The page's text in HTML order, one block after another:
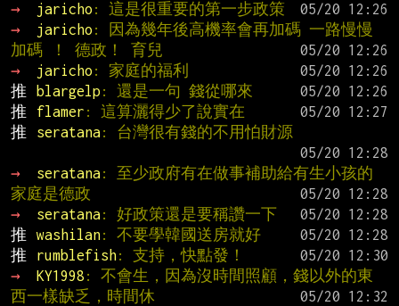
→
jaricho : 這是很重要的第一步政策
→
jaricho : 因為幾年後高機率會再加碼 一路慢慢
加碼 ！ 德政！ 育兒
→
jaricho : 家庭的福利
推
blargelp : 還是一句 錢從哪來
推
flamer : 這算灑得少了說實在
推
seratana: 台灣很有錢的不用怕財源
→
seratana: 至少政府有在做事補助給有生小孩的
家庭是德政
→
seratana: 好政策還是要稱讚一下
推
washilan: 不要學韓國送房就好
推
rumblefish: 支持，快點發！
→
KY1998 : 不會生，因為沒時間照顧，錢以外的東
西一樣缺乏，時間休